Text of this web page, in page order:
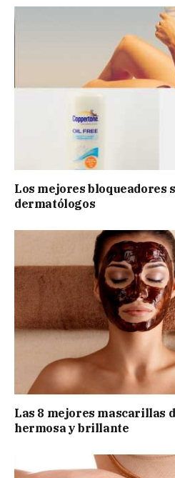
Los mejores bloqueadores
dermatólogos
Las 8 mejores mascarillas
hermosa y brillante